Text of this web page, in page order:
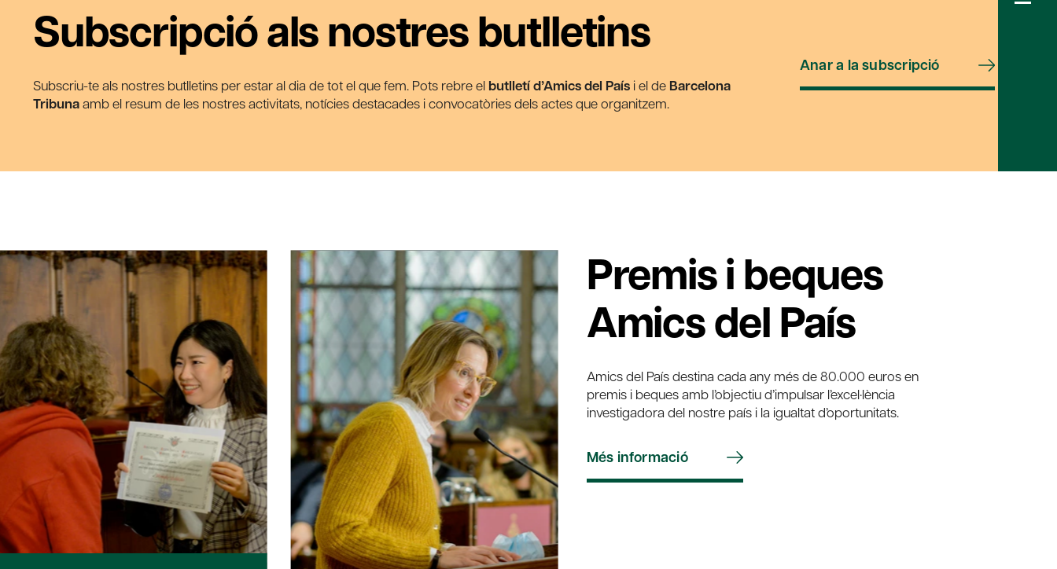
Subscripció als nostres butlletins
Subscriu-te als nostres butlletins per estar al dia de tot el que fem. Pots rebre el butlletí d’Amics del País i el de Barcelona
Tribunaamb el resum de les nostres activitats, notícies destacades i convocatòries dels actes que organitzem.
Anar a la subscripció
Premis i beques
Amics del País
Amics del País destina cada any més de 80.000 euros en
premis i beques amb l’objectiu d’impulsar l’excel·lència
investigadora del nostre país i la igualtat d’oportunitats.
Més informació